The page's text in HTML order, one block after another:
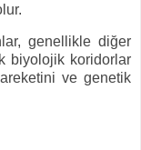
genellikle diğer
biyolojik koridorlar
ve genetik